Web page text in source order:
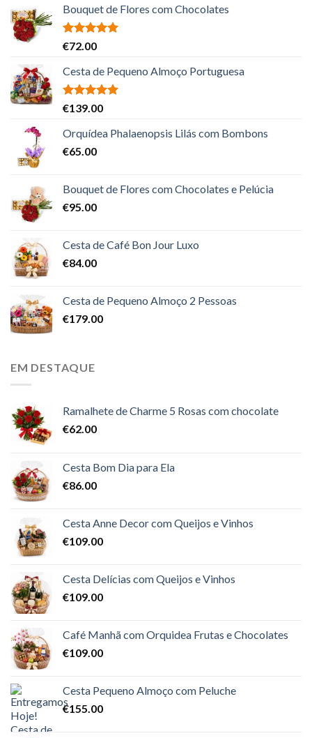
Bouquet de Flores com Chocolates
Avaliação
€72.00
Cesta de Pequeno Almoço Portuguesa
Avaliação
€139.00
Orquídea Phalaenopsis Lilás com Bombons
€65.00
Bouquet de Flores com Chocolates e Pelúcia
€95.00
Cesta de Café Bon Jour Luxo
€84.00
Cesta de Pequeno Almoço 2 Pessoas
€179.00
EM DESTAQUE
Ramalhete de Charme 5 Rosas com chocolate
€62.00
Cesta Bom Dia para Ela
€86.00
Cesta Anne Decor com Queijos e Vinhos
€109.00
Cesta Delícias com Queijos e Vinhos
€109.00
Café Manhã com Orquidea Frutas e Chocolates
€109.00
Cesta Pequeno Almoço com Peluche
€155.00